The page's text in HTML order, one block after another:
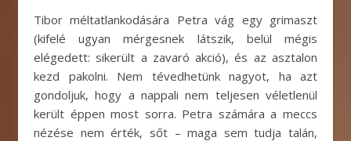
Tibor méltatlankodására Petra vág egy grimaszt
(kifelé ugyan mérgesnek látszik, belül mégis
elégedett: sikerült a zavaró akció), és az asztalon
kezd pakolni. Nem tévedhetünk nagyot, ha azt
gondoljuk, hogy a nappali nem teljesen véletlenül
került éppen most sorra. Petra számára a meccs
nézése nem érték, sőt – maga sem tudja talán,